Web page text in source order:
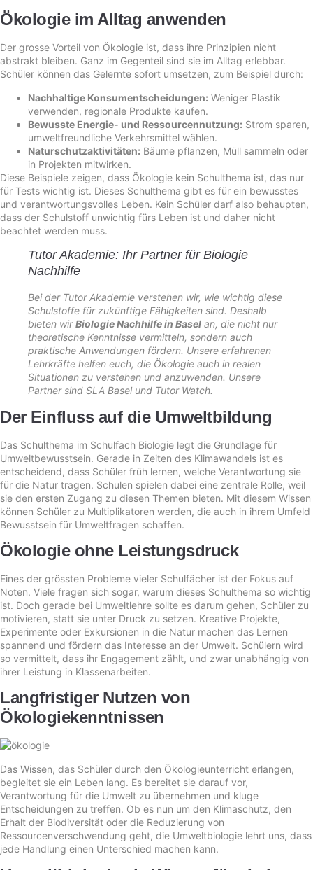
Ökologie im Alltag anwenden
Der grosse Vorteil von Ökologie ist, dass ihre Prinzipien nicht
abstrakt bleiben. Ganz im Gegenteil sind sie im Alltag erlebbar.
Schüler können das Gelernte sofort umsetzen, zum Beispiel durch:
Nachhaltige Konsumentscheidungen: Weniger Plastik
verwenden, regionale Produkte kaufen.
Bewusste Energie- und Ressourcennutzung: Strom sparen,
umweltfreundliche Verkehrsmittel wählen.
Naturschutzaktivitäten: Bäume pflanzen, Müll sammeln oder
in Projekten mitwirken.
Diese Beispiele zeigen, dass Ökologie kein Schulthema ist, das nur
für Tests wichtig ist. Dieses Schulthema gibt es für ein bewusstes
und verantwortungsvolles Leben. Kein Schüler darf also behaupten,
dass der Schulstoff unwichtig fürs Leben ist und daher nicht
beachtet werden muss.
Tutor Akademie: Ihr Partner für Biologie
Nachhilfe
Bei der Tutor Akademie verstehen wir, wie wichtig diese
Schulstoffe für zukünftige Fähigkeiten sind. Deshalb
bieten wirBiologie Nachhilfe in Basel an, die nicht nur
theoretische Kenntnisse vermitteln, sondern auch
praktische Anwendungen fördern. Unsere erfahrenen
Lehrkräfte helfen euch, die Ökologie auch in realen
Situationen zu verstehen und anzuwenden. Unsere
Partner sind SLA Basel und Tutor Watch.
Der Einfluss auf die Umweltbildung
Das Schulthema im Schulfach Biologie legt die Grundlage für
Umweltbewusstsein. Gerade in Zeiten des Klimawandels ist es
entscheidend, dass Schüler früh lernen, welche Verantwortung sie
für die Natur tragen. Schulen spielen dabei eine zentrale Rolle, weil
sie den ersten Zugang zu diesen Themen bieten. Mit diesem Wissen
können Schüler zu Multiplikatoren werden, die auch in ihrem Umfeld
Bewusstsein für Umweltfragen schaffen.
Ökologie ohne Leistungsdruck
Eines der grössten Probleme vieler Schulfächer ist der Fokus auf
Noten. Viele fragen sich sogar, warum dieses Schulthema so wichtig
ist. Doch gerade bei Umweltlehre sollte es darum gehen, Schüler zu
motivieren, statt sie unter Druck zu setzen. Kreative Projekte,
Experimente oder Exkursionen in die Natur machen das Lernen
spannend und fördern das Interesse an der Umwelt. Schülern wird
so vermittelt, dass ihr Engagement zählt, und zwar unabhängig von
ihrer Leistung in Klassenarbeiten.
Langfristiger Nutzen von
Ökologiekenntnissen
Das Wissen, das Schüler durch den Ökologieunterricht erlangen,
begleitet sie ein Leben lang. Es bereitet sie darauf vor,
Verantwortung für die Umwelt zu übernehmen und kluge
Entscheidungen zu treffen. Ob es nun um den Klimaschutz, den
Erhalt der Biodiversität oder die Reduzierung von
Ressourcenverschwendung geht, die Umweltbiologie lehrt uns, dass
jede Handlung einen Unterschied machen kann.